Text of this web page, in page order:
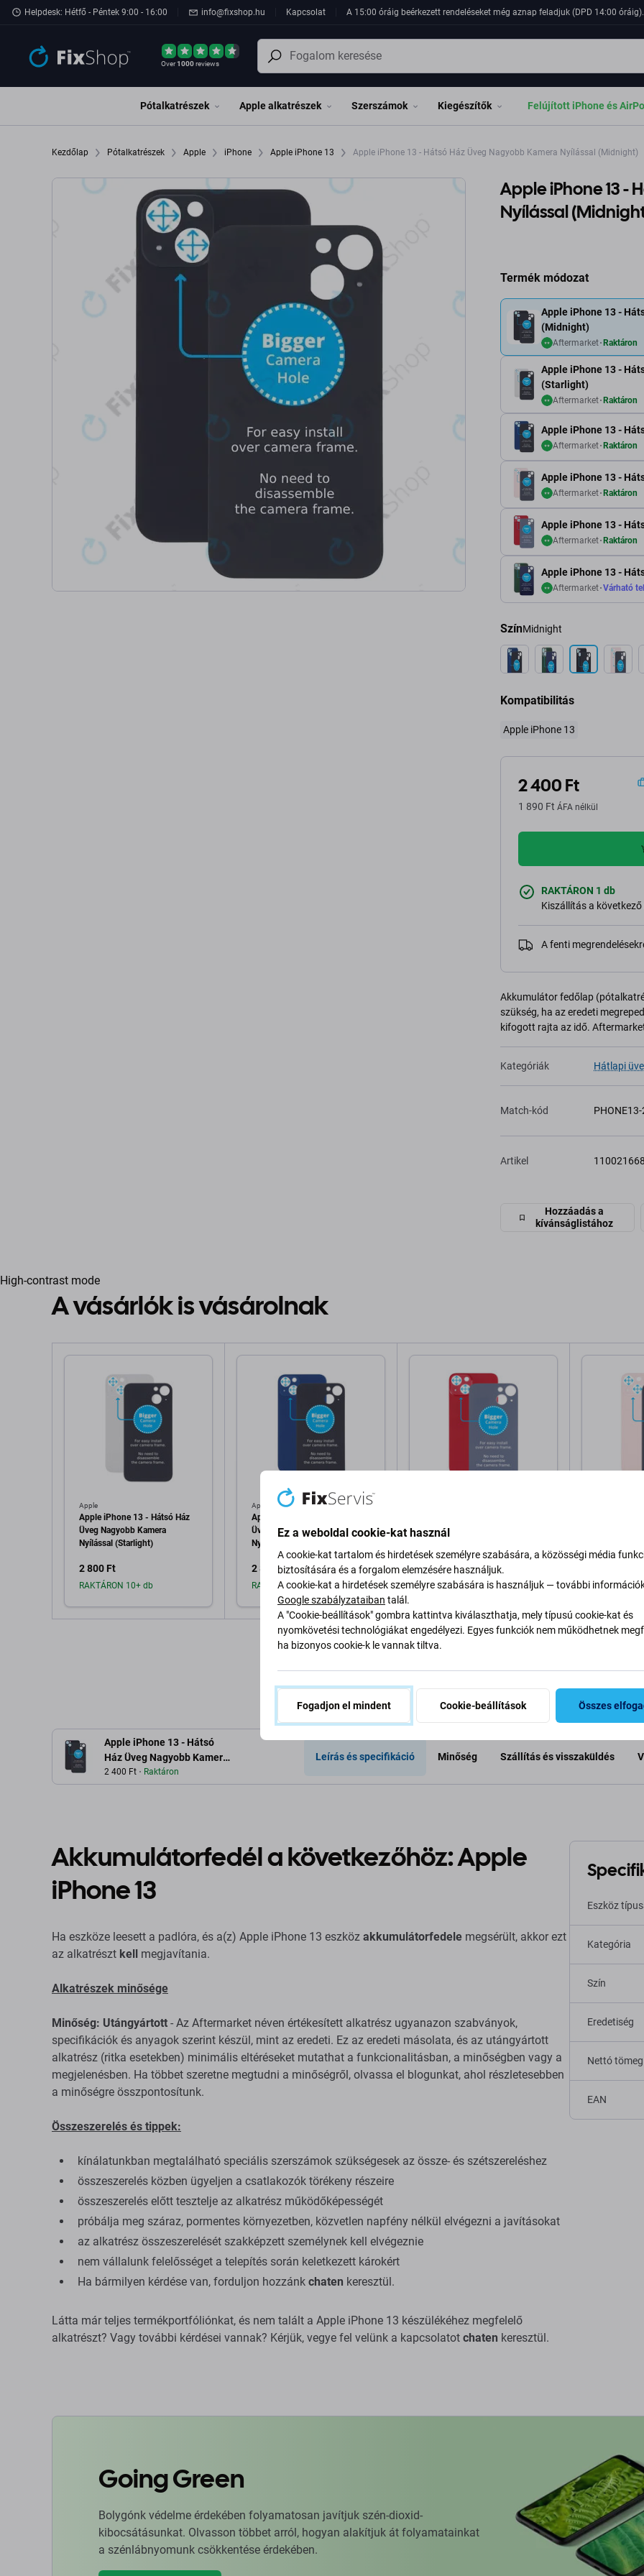
Ugrás az oldal fő részéhez
Helpdesk: Hétfő - Péntek 9:00 - 16:00 info@fixshop.hu Kapcsolat A 15:00 óráig beérkezett rendeléseket még aznap feladjuk (DPD 14:00
Over1000reviews
Pótalkatrészek Apple alkatrészek Szerszámok Kiegészítők Felújított iPhone és
Kezdőlap Pótalkatrészek Apple iPhone Apple iPhone 13 Apple iPhone 13 - Hátsó Ház Üveg Nagyobb Kamera Nyílással (Midnight)
Apple iPhone 13 -
Nyílással
Termék módozat
Apple iPhone 13 -
(Starlight)
Aftermarket Raktáron
Apple iPhone 13 -
Aftermarket Raktáron
Apple iPhone 13 -
Aftermarket Raktáron
Apple iPhone 13 -
(Midnight)
Aftermarket Raktáron
Apple iPhone 13 -
Aftermarket Raktáron
Apple iPhone 13 -
Aftermarket Várható
SzínMidnight
Kompatibilitás
Apple iPhone 13
2 400 Ft
1 890 Ft ÁFA nélkül
RAKTÁRON 1 db
Kiszállítás a
A fenti
Akkumulátor fedőlap
szükség, ha az eredeti
kifogott rajta az idő.
Kategóriák Hátlapi
Match-kód PHONE13-
Artikel
Hozzáadás a
kívánságlistához
High-contrast mode
A vásárlók is vásárolnak
Apple
Apple iPhone 13 - Hátsó Ház
Üveg Nagyobb Kamera
Nyílással (Starlight)
2 800 Ft
RAKTÁRON 10+ db
Hozzáadás a kosárhoz
Apple
Apple iPhone 13 - Hátsó Ház
Üveg Nagyobb Kamera
Nyílással (Blue)
2 800 Ft
RAKTÁRON 10+ db
Hozzáadás a kosárhoz
Üveg Nagyobb Kamera
2 800 Ft
RAKTÁRON 9 db
Apple
RAKTÁRON
Apple iPhone 13 - Hátsó
Ház Üveg Nagyobb Kamera
Nyílással (Midnight)
2 400 Ft Raktáron
Leírás és specifikáció Minőség Szállítás és visszaküldés
Akkumulátorfedél a következőhöz: Apple
iPhone 13
Ha eszköze leesett a padlóra, és a(z) Apple iPhone 13 eszköz akkumulátorfedele megsérült, akkor ezt
az alkatrészt kell megjavítania.
Alkatrészek minősége
Minőség: Utángyártott - Az Aftermarket néven értékesített alkatrész ugyanazon szabványok,
specifikációk és anyagok szerint készül, mint az eredeti. Ez az eredeti másolata, és az utángyártott
alkatrész (ritka esetekben) minimális eltéréseket mutathat a funkcionalitásban, a minőségben vagy a
megjelenésben. Ha többet szeretne megtudni a minőségről, olvassa el blogunkat, ahol részletesebben
a minőségre összpontosítunk.
Összeszerelés és tippek:
kínálatunkban megtalálható speciális szerszámok szükségesek az össze- és szétszereléshez
összeszerelés közben ügyeljen a csatlakozók törékeny részeire
összeszerelés előtt tesztelje az alkatrész működőképességét
próbálja meg száraz, pormentes környezetben, közvetlen napfény nélkül elvégezni a javításokat
az alkatrész összeszerelését szakképzett személynek kell elvégeznie
nem vállalunk felelősséget a telepítés során keletkezett károkért
Ha bármilyen kérdése van, forduljon hozzánk chaten keresztül.
Látta már teljes termékportfóliónkat, és nem talált a Apple iPhone 13 készülékéhez megfelelő
alkatrészt? Vagy további kérdései vannak? Kérjük, vegye fel velünk a kapcsolatot chaten keresztül.
Eszköz
Kategória
Szín
Eredetiség
Nettó
EAN
Going Green
Bolygónk védelme érdekében folyamatosan javítjuk szén-dioxid-
kibocsátásunkat. Olvasson többet arról, hogyan alakítjuk át folyamatainkat
a szénlábnyomunk csökkentése érdekében.
Ez a weboldal cookie-kat használ
A cookie-kat tartalom és hirdetések személyre szabására, a közösségi média
biztosítására és a forgalom elemzésére használjuk.
A cookie-kat a hirdetések személyre szabására is használjuk — további
Google szabályzataiban talál.
A "Cookie-beállítások" gombra kattintva kiválaszthatja, mely típusú cookie-kat és
nyomkövetési technológiákat engedélyezi. Egyes funkciók nem működhetnek
ha bizonyos cookie-k le vannak tiltva.
Fogadjon el mindent Cookie-beállítások Összes